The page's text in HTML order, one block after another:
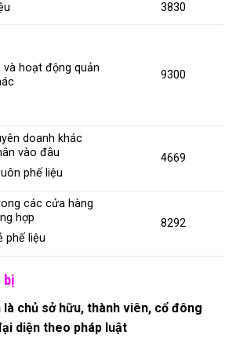
3830
và hoạt động quản
9300
doanh khác
vào đâu
phế liệu
4669
các cửa hàng
hợp
phế liệu
8292
bị
chủ sở hữu, thành viên, cổ đông
diện theo pháp luật